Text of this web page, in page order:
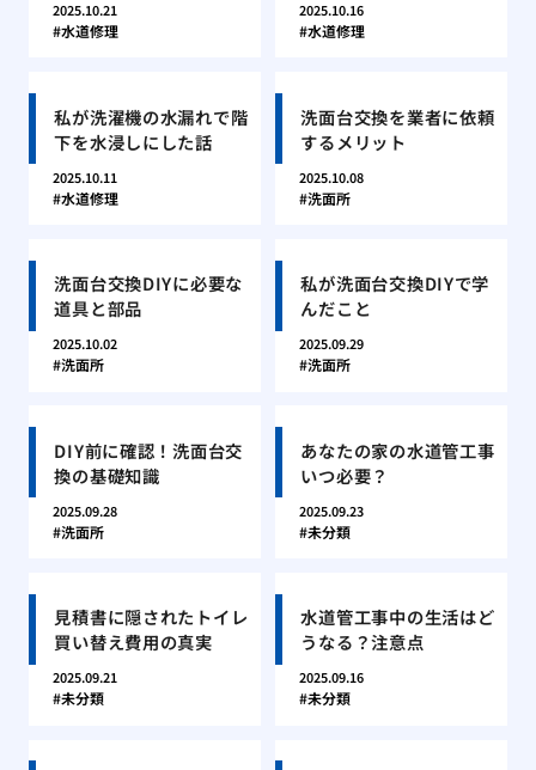
2025.10.21
水道修理
2025.10.16
水道修理
私が洗濯機の水漏れで階
下を水浸しにした話
2025.10.11
水道修理
洗面台交換を業者に依頼
するメリット
2025.10.08
洗面所
洗面台交換DIYに必要な
道具と部品
2025.10.02
洗面所
私が洗面台交換DIYで学
んだこと
2025.09.29
洗面所
DIY前に確認！洗面台交
換の基礎知識
2025.09.28
洗面所
あなたの家の水道管工事
いつ必要？
2025.09.23
未分類
見積書に隠されたトイレ
買い替え費用の真実
2025.09.21
未分類
水道管工事中の生活はど
うなる？注意点
2025.09.16
未分類